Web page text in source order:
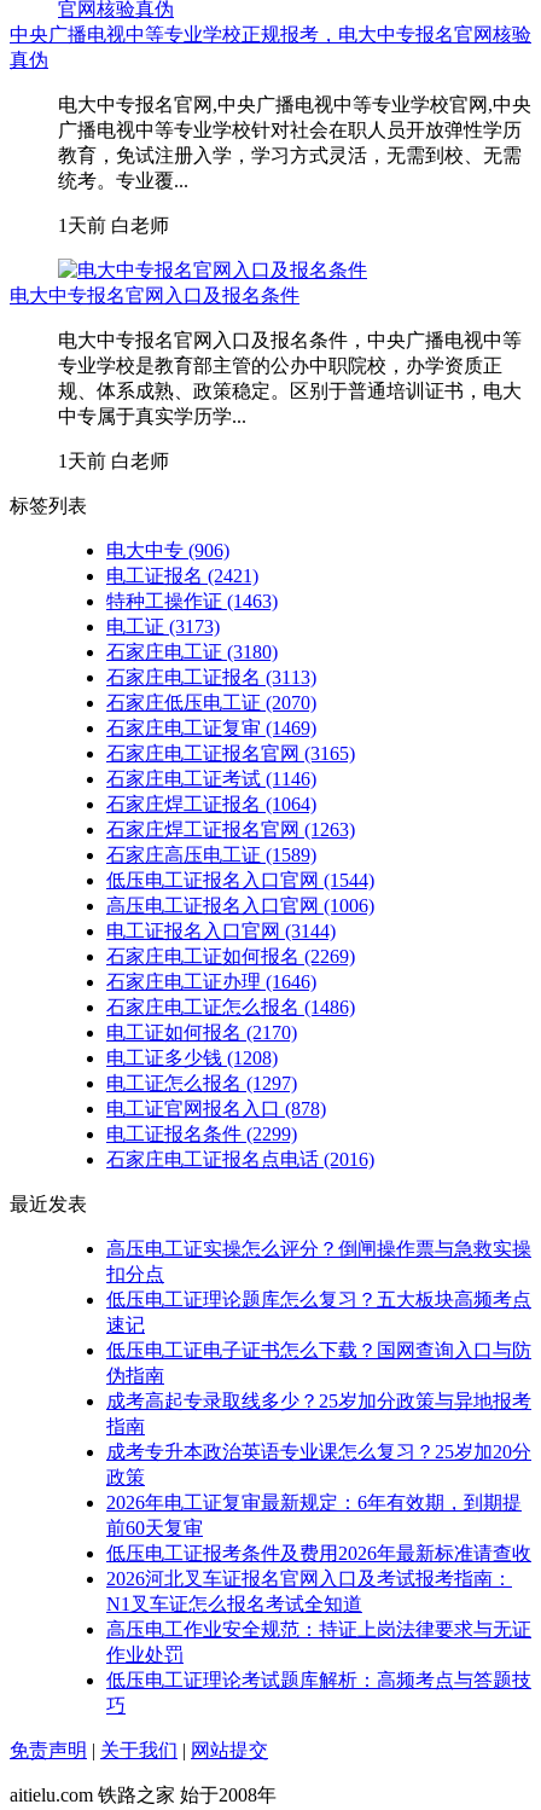
中央广播电视中等专业学校正规报考，电大中专报名官网核验
真伪
电大中专报名官网,中央广播电视中等专业学校官网,中央
广播电视中等专业学校针对社会在职人员开放弹性学历
教育，免试注册入学，学习方式灵活，无需到校、无需
统考。专业覆...
1天前 白老师
电大中专报名官网入口及报名条件
电大中专报名官网入口及报名条件，中央广播电视中等
专业学校是教育部主管的公办中职院校，办学资质正
规、体系成熟、政策稳定。区别于普通培训证书，电大
中专属于真实学历学...
1天前 白老师
标签列表
电大中专 (906)
电工证报名 (2421)
特种工操作证 (1463)
电工证 (3173)
石家庄电工证 (3180)
石家庄电工证报名 (3113)
石家庄低压电工证 (2070)
石家庄电工证复审 (1469)
石家庄电工证报名官网 (3165)
石家庄电工证考试 (1146)
石家庄焊工证报名 (1064)
石家庄焊工证报名官网 (1263)
石家庄高压电工证 (1589)
低压电工证报名入口官网 (1544)
高压电工证报名入口官网 (1006)
电工证报名入口官网 (3144)
石家庄电工证如何报名 (2269)
石家庄电工证办理 (1646)
石家庄电工证怎么报名 (1486)
电工证如何报名 (2170)
电工证多少钱 (1208)
电工证怎么报名 (1297)
电工证官网报名入口 (878)
电工证报名条件 (2299)
石家庄电工证报名点电话 (2016)
最近发表
高压电工证实操怎么评分？倒闸操作票与急救实操
扣分点
低压电工证理论题库怎么复习？五大板块高频考点
速记
低压电工证电子证书怎么下载？国网查询入口与防
伪指南
成考高起专录取线多少？25岁加分政策与异地报考
指南
成考专升本政治英语专业课怎么复习？25岁加20分
政策
2026年电工证复审最新规定：6年有效期，到期提
前60天复审
低压电工证报考条件及费用2026年最新标准请查收
2026河北叉车证报名官网入口及考试报考指南：
N1叉车证怎么报名考试全知道
高压电工作业安全规范：持证上岗法律要求与无证
作业处罚
低压电工证理论考试题库解析：高频考点与答题技
巧
免责声明 | 关于我们 | 网站提交
aitielu.com 铁路之家 始于2008年